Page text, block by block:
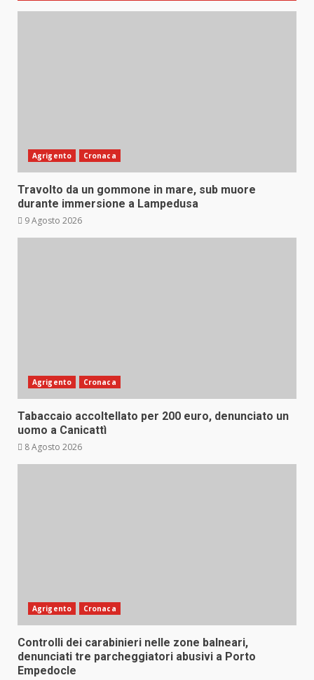
Agrigento Cronaca
Travolto da un gommone in mare, sub muore
durante immersione a Lampedusa
9 Agosto 2026
Agrigento Cronaca
Tabaccaio accoltellato per 200 euro, denunciato un
uomo a Canicattì
8 Agosto 2026
Agrigento Cronaca
Controlli dei carabinieri nelle zone balneari,
denunciati tre parcheggiatori abusivi a Porto
Empedocle